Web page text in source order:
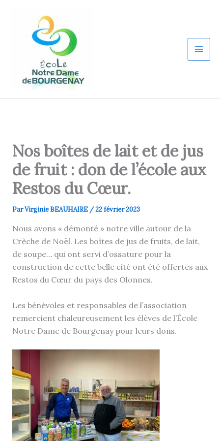
Nos boîtes de lait et de jus
de fruit : don de l’école aux
Restos du Cœur.
ParVirginie BEAUHAIRE /22 février 2023
Nous avons « démonté » notre ville autour de la
Crèche de Noël. Les boîtes de jus de fruits, de lait,
de soupe… qui ont servi d’ossature pour la
construction de cette belle cité ont été offertes aux
Restos du Cœur du pays des Olonnes.
Les bénévoles et responsables de l’association
remercient chaleureusement les élèves de l’École
Notre Dame de Bourgenay pour leurs dons.